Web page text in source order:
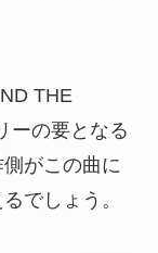
THE
ーの要となる
がこの曲に
でしょう。